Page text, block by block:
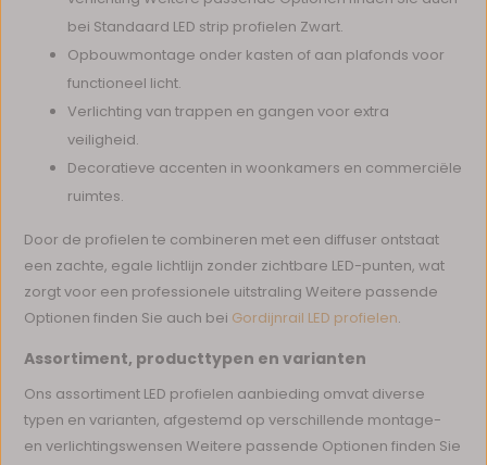
bei Standaard LED strip profielen Zwart.
Opbouwmontage onder kasten of aan plafonds voor
functioneel licht.
Verlichting van trappen en gangen voor extra
veiligheid.
Decoratieve accenten in woonkamers en commerciële
ruimtes.
Door de profielen te combineren met een diffuser ontstaat
een zachte, egale lichtlijn zonder zichtbare LED-punten, wat
zorgt voor een professionele uitstraling Weitere passende
Optionen finden Sie auch bei Gordijnrail LED profielen.
Assortiment, producttypen en varianten
Ons assortiment LED profielen aanbieding omvat diverse
typen en varianten, afgestemd op verschillende montage-
en verlichtingswensen Weitere passende Optionen finden Sie